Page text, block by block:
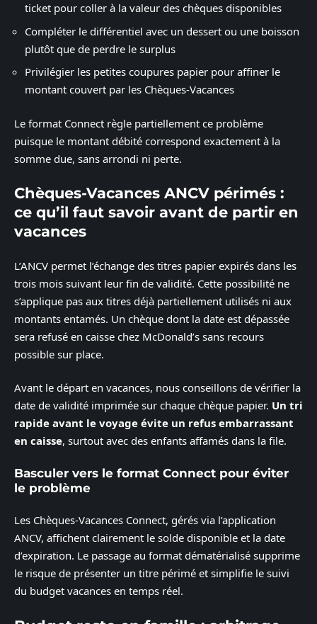
ticket pour coller à la valeur des chèques disponibles
Compléter le différentiel avec un dessert ou une boisson
plutôt que de perdre le surplus
Privilégier les petites coupures papier pour affiner le
montant couvert par les Chèques-Vacances
Le format Connect règle partiellement ce problème
puisque le montant débité correspond exactement à la
somme due, sans arrondi ni perte.
Chèques-Vacances ANCV périmés :
ce qu’il faut savoir avant de partir en
vacances
L’ANCV permet l’échange des titres papier expirés dans les
trois mois suivant leur fin de validité. Cette possibilité ne
s’applique pas aux titres déjà partiellement utilisés ni aux
montants entamés. Un chèque dont la date est dépassée
sera refusé en caisse chez McDonald’s sans recours
possible sur place.
Avant le départ en vacances, nous conseillons de vérifier la
date de validité imprimée sur chaque chèque papier. Un tri
rapide avant le voyage évite un refus embarrassant
en caisse, surtout avec des enfants affamés dans la file.
Basculer vers le format Connect pour éviter
le problème
Les Chèques-Vacances Connect, gérés via l’application
ANCV, affichent clairement le solde disponible et la date
d’expiration. Le passage au format dématérialisé supprime
le risque de présenter un titre périmé et simplifie le suivi
du budget vacances en temps réel.